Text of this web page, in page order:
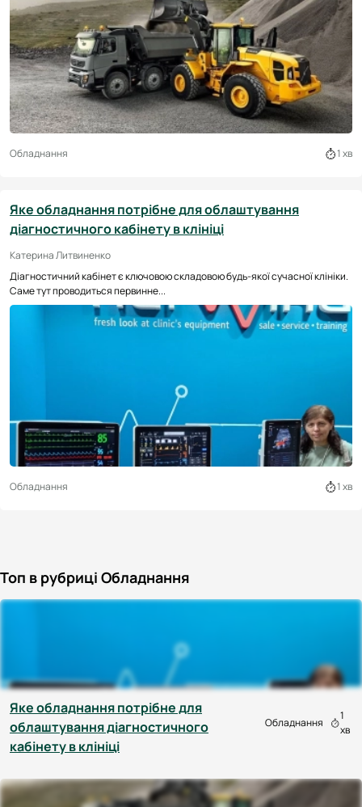
Обладнання 1 хв
Яке обладнання потрібне для облаштування
діагностичного кабінету в клініці
Катерина Литвиненко
Діагностичний кабінет є ключовою складовою будь-якої сучасної клініки.
Саме тут проводиться первинне...
Обладнання 1 хв
Топ в рубриці Обладнання
Яке обладнання потрібне для
облаштування діагностичного
кабінету в клініці
Обладнання
1
хв